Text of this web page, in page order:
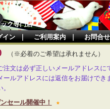
ク専門店
イン｜ ご利用案内｜ お問合せ
（※必着のご希望は承れません）
文は必ず正しいメールアドレスに
ルアドレスには返信をお届けでき
。
セール開催中！
★